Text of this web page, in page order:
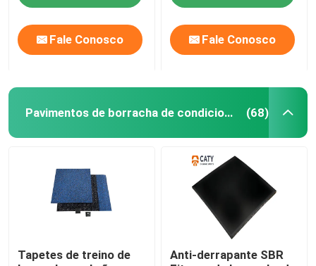
Fale Conosco Fale Conosco
Pavimentos de borracha de condicionamento (68)
Tapetes de treino de
Anti-derrapante SBR